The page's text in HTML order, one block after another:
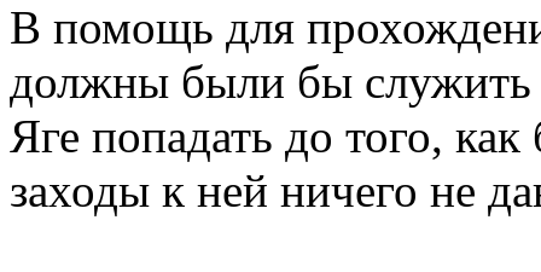
В помощь для
должны были бы служить
Яге попадать до того,
заходы к ней ничего не